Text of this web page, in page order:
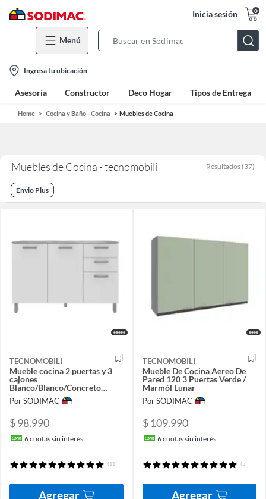
Inicia sesión 0
Menú
Bar
location-
icon
Ingresa tu ubicación
Asesoría Constructor Deco Hogar Tipos de Entrega
Home Cocina y Baño - Cocina Muebles de Cocina
Muebles de Cocina - tecnomobili Resultados (37)
Envio Plus
TECNOMOBILI
Mueble cocina 2 puertas y 3
cajones
Blanco/Blanco/Concreto
CZ1004BB
Por SODIMAC
$ 98.990
6cuotas sin interés
(11)
Agregar
TECNOMOBILI
Mueble De Cocina Aereo De
Pared 120 3 Puertas Verde /
Marmól Lunar
Por SODIMAC
$ 109.990
6cuotas sin interés
(5)
Agregar